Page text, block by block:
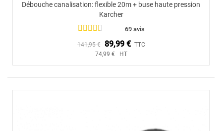
Débouche canalisation: flexible 20m + buse haute pression
Karcher
69 avis
141,95 € 89,99 € TTC
74,99 € HT